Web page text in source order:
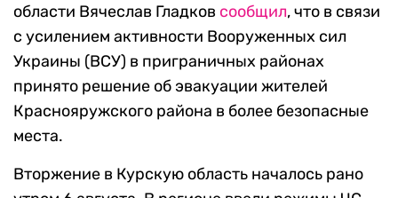
области Вячеслав Гладков сообщил, что в связи
с усилением активности Вооруженных сил
Украины (ВСУ) в приграничных районах
принято решение об эвакуации жителей
Краснояружского района в более безопасные
места.
Вторжение в Курскую область началось рано